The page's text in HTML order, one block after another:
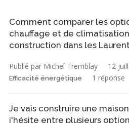
Comment comparer les
chauffage et de
construction dans les
Publié par Michel Tremblay 12
Efficacité énergétique 1 réponse
Je vais construire une
j'hésite entre plusieurs